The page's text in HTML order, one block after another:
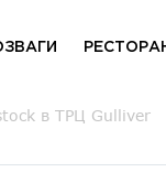
в ТРЦ Gulliver